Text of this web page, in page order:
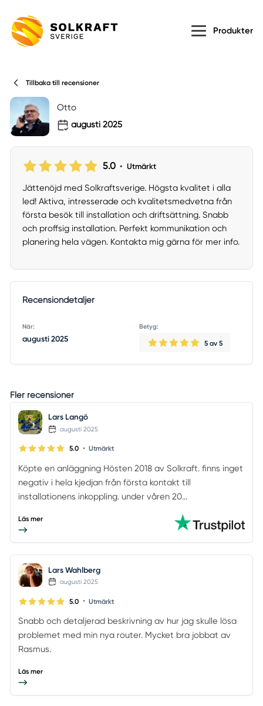
Produkter
Tillbaka till recensioner
Otto
augusti 2025
5.0 • Utmärkt
Jättenöjd med Solkraftsverige. Högsta kvalitet i alla
led! Aktiva, intresserade och kvalitetsmedvetna från
första besök till installation och driftsättning. Snabb
och proffsig installation. Perfekt kommunikation och
planering hela vägen. Kontakta mig gärna för mer info.
Recensiondetaljer
När:
augusti 2025
Betyg:
5 av 5
Fler recensioner
Lars Langö
augusti 2025
5.0 • Utmärkt
Köpte en anläggning Hösten 2018 av Solkraft. finns inget
negativ i hela kjedjan från första kontakt till
installationens inkoppling. under våren 20...
Läs mer
Lars Wahlberg
augusti 2025
5.0 • Utmärkt
Snabb och detaljerad beskrivning av hur jag skulle lösa
problemet med min nya router. Mycket bra jobbat av
Rasmus.
Läs mer